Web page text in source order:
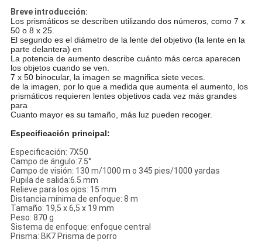
Breve introducción:
Los prismáticos se describen utilizando dos números, como 7 x
50 o 8 x 25.
El segundo es el diámetro de la lente del objetivo (la lente en la
parte delantera) en
La potencia de aumento describe cuánto más cerca aparecen
los objetos cuando se ven.
7 x 50 binocular, la imagen se magnifica siete veces.
de la imagen, por lo que a medida que aumenta el aumento, los
prismáticos requieren lentes objetivos cada vez más grandes
para
Cuanto mayor es su tamaño, más luz pueden recoger.
Especificación principal:
Especificación: 7X50
Campo de ángulo:7.5°
Campo de visión: 130 m/1000 m o 345 pies/1000 yardas
Pupila de salida:6.5 mm
Relieve para los ojos: 15 mm
Distancia mínima de enfoque: 8 m
Tamaño: 19,5 x 6,5 x 19 mm
Peso: 870 g
Sistema de enfoque: enfoque central
Prisma: BK7 Prisma de porro